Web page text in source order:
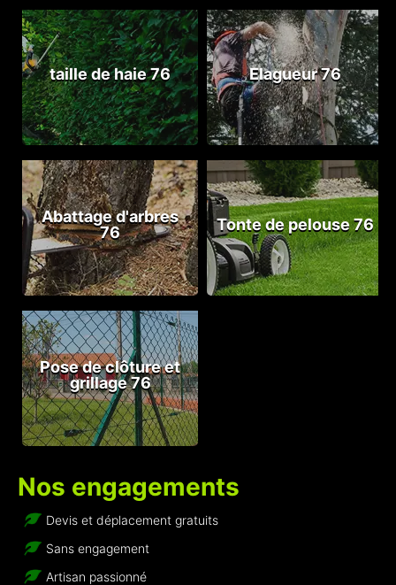
taille de haie 76 Elagueur 76
Abattage d'arbres
76
Tonte de pelouse 76
Pose de clôture et
grillage 76
Nos engagements
Devis et déplacement gratuits
Sans engagement
Artisan passionné